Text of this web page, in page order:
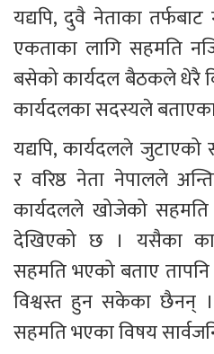
यद्यपि, दुवै नेताका
एकताका लागि सहमति
बसेको कार्यदल बैठकले धेरै
कार्यदलका सदस्यले
यद्यपि, कार्यदलले
र वरिष्ठ नेता नेपालले
कार्यदलले खोजेको
देखिएको छ । यसैका
सहमति भएको बताए
विश्वस्त हुन सकेका
सहमति भएका विषय